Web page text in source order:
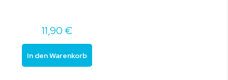
11,90 €
In den Warenkorb